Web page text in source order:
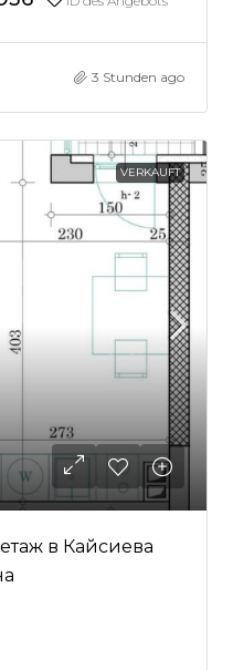
3 Stunden ago
VERKAUFT
в Кайсиева